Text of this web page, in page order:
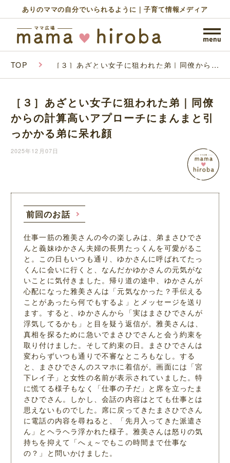
ありのママの自分でいられるように｜子育て情報メディア
TOP ［３］あざとい女子に狙われた弟｜同僚からの
呆れ顔
［３］あざとい女子に狙われた弟｜同僚
からの計算高いアプローチにまんまと引
っかかる弟に呆れ顔
2025年12月07日
前回のお話
仕事一筋の雅美さんの今の楽しみは、弟まさひでさ
んと義妹ゆかさん夫婦の長男たっくんを可愛がるこ
と。この日もいつも通り、ゆかさんに呼ばれてたっ
くんに会いに行くと、なんだかゆかさんの元気がな
いことに気付きました。帰り道の途中、ゆかさんが
心配になった雅美さんは「元気なかった？手伝える
ことがあったら何でもするよ」とメッセージを送り
ます。すると、ゆかさんから「実はまさひでさんが
浮気してるかも」と目を疑う返信が。雅美さんは、
真相を探るために急いでまさひでさんと会う約束を
取り付けました。そして約束の日。まさひでさんは
変わらずいつも通りで不審なところもなし。する
と、まさひでさんのスマホに着信が。画面には「宮
下レイ子」と女性の名前が表示されていました。特
に慌てる様子もなく「仕事の子だ」と席を立ったま
さひでさん。しかし、会話の内容はとても仕事とは
思えないものでした。席に戻ってきたまさひでさん
に電話の内容を尋ねると、「先月入ってきた派遣さ
ん」とヘラヘラ浮かれた様子。雅美さんは怒りの気
持ちを抑えて「へぇ～でもこの時間まで仕事な
の？」と問いかけました。